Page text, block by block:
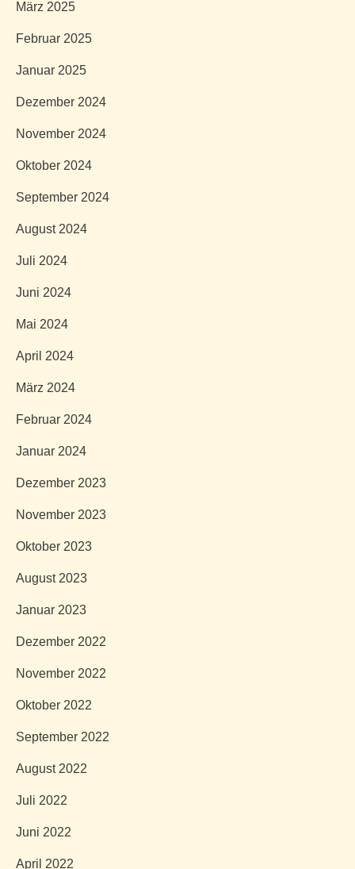
März 2025
Februar 2025
Januar 2025
Dezember 2024
November 2024
Oktober 2024
September 2024
August 2024
Juli 2024
Juni 2024
Mai 2024
April 2024
März 2024
Februar 2024
Januar 2024
Dezember 2023
November 2023
Oktober 2023
August 2023
Januar 2023
Dezember 2022
November 2022
Oktober 2022
September 2022
August 2022
Juli 2022
Juni 2022
April 2022